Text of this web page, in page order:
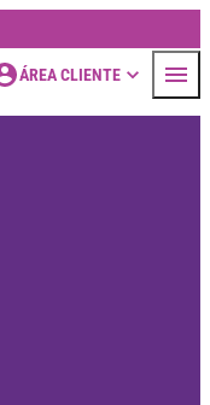
ÁREA CLIENTE